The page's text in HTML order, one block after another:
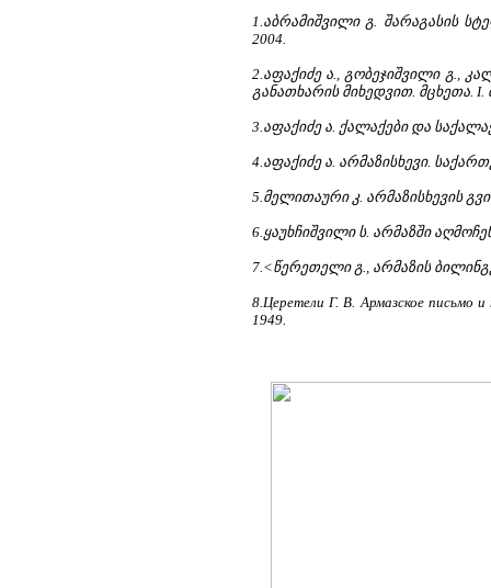
1.აბრამიშვილი გ. შარაგასის
2004.
2.აფაქიძე ა., გობეჯიშვილი გ.,
განათხარის მიხედვით. მცხეთა. I.
3.აფაქიძე ა. ქალაქები და
4.აფაქიძე ა. არმაზისხევი.
5.მელითაური კ. არმაზისხევის
6.ყაუხჩიშვილი ს. არმაზში
7.<წერეთელი გ., არმაზის
8.Церетели Г. В. Армазское письмо
1949.